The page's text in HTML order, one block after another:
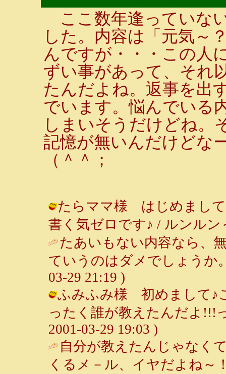
ここ数年逢っていな
した。内容は「元気～
んですが・・・この人
ずい事があって、それ
たんだよね。返事を出
でいます。悩んでいる
しまいそうだけどね。
記憶が無いんだけどな
（＾＾；
たらママ様 はじめまして
書く気ゼロです♪ / ルンルン
たあいもない内容なら、
ていうのはダメでしょうか
03-29 21:19 )
ふみふみ様 初めまして♪
ったく誰が教えたんだよ!!!
2001-03-29 19:03 )
自分が教えたんじゃなく
くるメ－ル、イヤだよね～